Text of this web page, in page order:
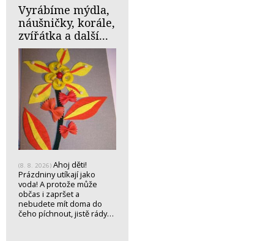
Vyrábíme mýdla,
náušničky, korále,
zvířátka a další...
(8. 8. 2026) Ahoj děti!
Prázdniny utíkají jako
voda! A protože může
občas i zapršet a
nebudete mít doma do
čeho píchnout, jistě rády…